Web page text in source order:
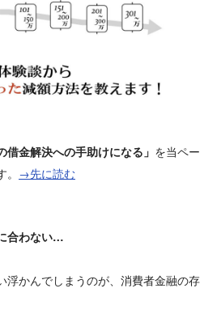
借金解決への手助けになる」 を当ペー
→先に読む
合わない…
浮かんでしまうのが、消費者金融の存